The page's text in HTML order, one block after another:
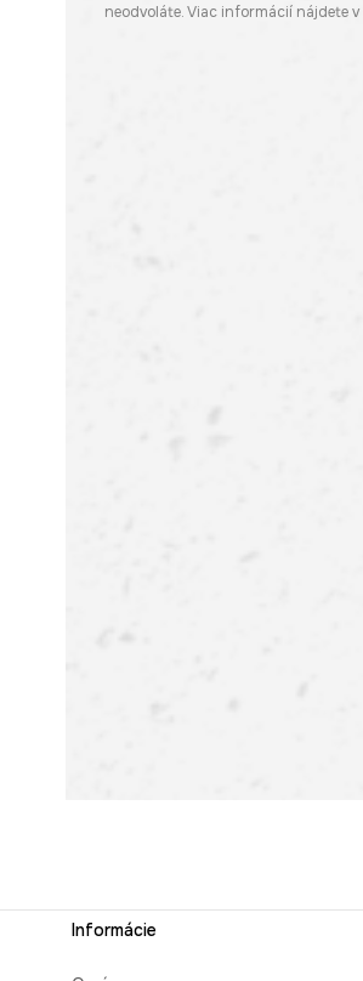
neodvoláte. Viac informácií nájdete v
Informácie